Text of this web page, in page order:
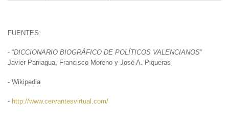
- “DICCIONARIO BIOGRÁFICO DE POLÍTICOS VALENCIANOS”
Javier Paniagua, Francisco Moreno y José A. Piqueras
- Wikipedia
- http://www.cervantesvirtual.com/